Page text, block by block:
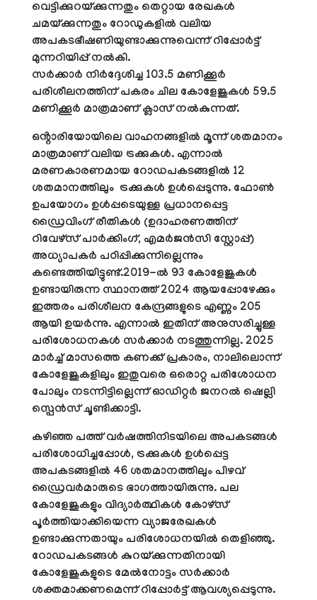
വെട്ടിക്കുറയ്ക്കുന്നതും തെറ്റായ രേഖകൾ
ചമയ്ക്കുന്നതും റോഡുകളിൽ വലിയ
അപകടഭീഷണിയുണ്ടാക്കുന്നുവെന്ന് റിപ്പോർട്ട്
മുന്നറിയിപ്പ് നൽകി.
സർക്കാർ നിർദ്ദേശിച്ച 103.5 മണിക്കൂർ
പരിശീലനത്തിന് പകരം ചില കോളേജുകൾ 59.5
മണിക്കൂർ മാത്രമാണ് ക്ലാസ് നൽകുന്നത്.
ഒൻ്റാരിയോയിലെ വാഹനങ്ങളിൽ മൂന്ന് ശതമാനം
മാത്രമാണ് വലിയ ട്രക്കുകൾ. എന്നാൽ
മരണകാരണമായ റോഡപകടങ്ങളിൽ 12
ശതമാനത്തിലും ട്രക്കുകൾ ഉൾപ്പെടുന്നു. ഫോൺ
ഉപയോഗം ഉൾപ്പടെയുള്ള പ്രധാനപ്പെട്ട
ഡ്രൈവിംഗ് രീതികൾ (ഉദാഹരണത്തിന്
റിവേഴ്സ് പാർക്കിംഗ്, എമർജൻസി സ്റ്റോപ്പ്)
അധ്യാപകർ പഠിപ്പിക്കുന്നില്ലെന്നും
കണ്ടെത്തിയിട്ടുണ്ട്.2019-ൽ 93 കോളേജുകൾ
ഉണ്ടായിരുന്ന സ്ഥാനത്ത് 2024 ആയപ്പോഴേക്കും
ഇത്തരം പരിശീലന കേന്ദ്രങ്ങളുടെ എണ്ണം 205
ആയി ഉയർന്നു. എന്നാൽ ഇതിന് അനുസരിച്ചുള്ള
പരിശോധനകൾ സർക്കാർ നടത്തുന്നില്ല. 2025
മാർച്ച് മാസത്തെ കണക്ക് പ്രകാരം, നാലിലൊന്ന്
കോളേജുകളിലും ഇതുവരെ ഒരൊറ്റ പരിശോധന
പോലും നടന്നിട്ടില്ലെന്ന് ഓഡിറ്റർ ജനറൽ ഷെല്ലി
സ്പെൻസ് ചൂണ്ടിക്കാട്ടി.
കഴിഞ്ഞ പത്ത് വർഷത്തിനിടയിലെ അപകടങ്ങൾ
പരിശോധിച്ചപ്പോൾ, ട്രക്കുകൾ ഉൾപ്പെട്ട
അപകടങ്ങളിൽ 46 ശതമാനത്തിലും പിഴവ്
ഡ്രൈവർമാരുടെ ഭാഗത്തായിരുന്നു. പല
കോളേജുകളും വിദ്യാർത്ഥികൾ കോഴ്സ്
പൂർത്തിയാക്കിയെന്ന വ്യാജരേഖകൾ
ഉണ്ടാക്കുന്നതായും പരിശോധനയിൽ തെളിഞ്ഞു.
റോഡപകടങ്ങൾ കുറയ്ക്കുന്നതിനായി
കോളേജുകളുടെ മേൽനോട്ടം സർക്കാർ
ശക്തമാക്കണമെന്ന് റിപ്പോർട്ട് ആവശ്യപ്പെടുന്നു.